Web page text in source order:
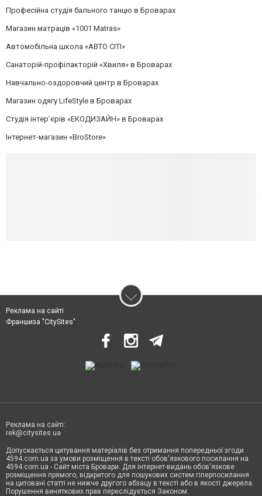
Професійна студія бального танцю в Броварах
Магазин матраців «1001 Matras»
Автомобільна школа «АВТО СІТІ»
Санаторій-профілакторій «Хвиля» в Броварах
Навчально-оздоровчий центр в Броварах
Магазин одягу LifeStyle в Броварах
Студія інтер’єрів «ЕКОДИЗАЙН» в Броварах
Інтернет-магазин «BroStore»
Реклама на сайті
Франшиза "CitySites"
Реклама на сайті:
rek@citysites.ua
Допускається цитування матеріалів без отримання попередньої згоди
4594.com.ua за умови розміщення в тексті обов'язкового посилання на
4594.com.ua - Сайт міста Бровари. Для інтернет-видань обов'язкове
розміщення прямого, відкритого для пошукових систем гіперпосилання
на цитовані статті не нижче другого абзацу в тексті або в якості джерела.
Порушення виняткових прав переслідується Законом.